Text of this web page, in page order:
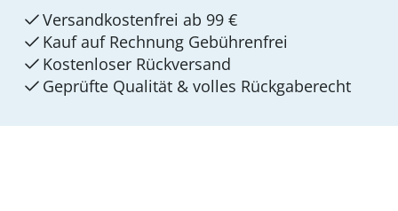
Versandkostenfrei ab 99 €
Kauf auf Rechnung Gebührenfrei
Kostenloser Rückversand
Geprüfte Qualität & volles Rückgaberecht